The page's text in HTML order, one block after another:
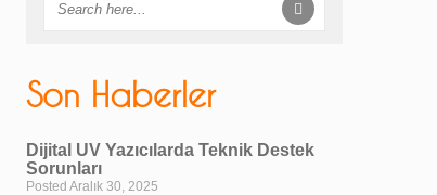
Son Haberler
Dijital UV Yazıcılarda Teknik Destek
Sorunları
Posted Aralık 30, 2025